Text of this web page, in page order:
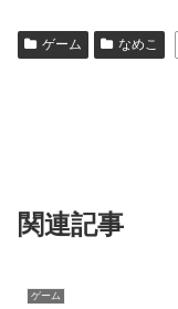
tt
er
c
e
e
ゲーム なめこ
関連記事
ゲーム